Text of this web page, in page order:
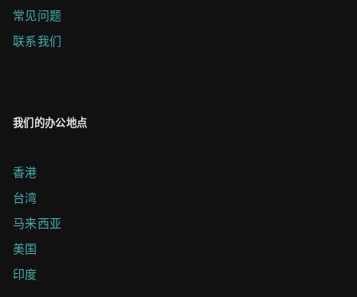
常见问题
联系我们
我们的办公地点
香港
台湾
马来西亚
美国
印度